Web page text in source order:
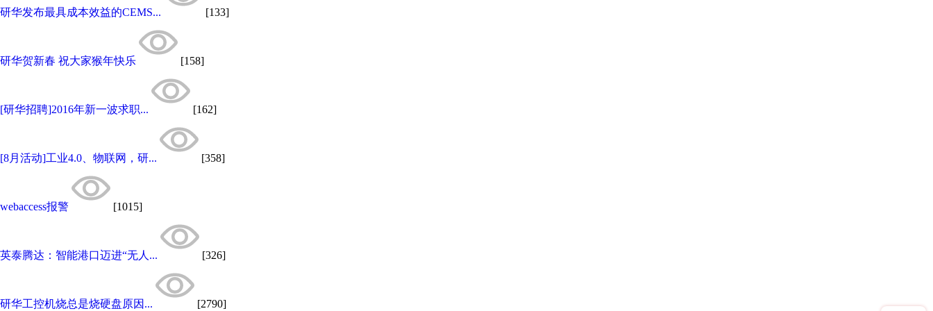
研华发布最具成本效益的CEMS... [133]
研华贺新春 祝大家猴年快乐 [158]
[研华招聘]2016年新一波求职... [162]
[8月活动]工业4.0、物联网，研... [358]
webaccess报警 [1015]
英泰腾达：智能港口迈进“无人... [326]
研华工控机烧总是烧硬盘原因... [2790]